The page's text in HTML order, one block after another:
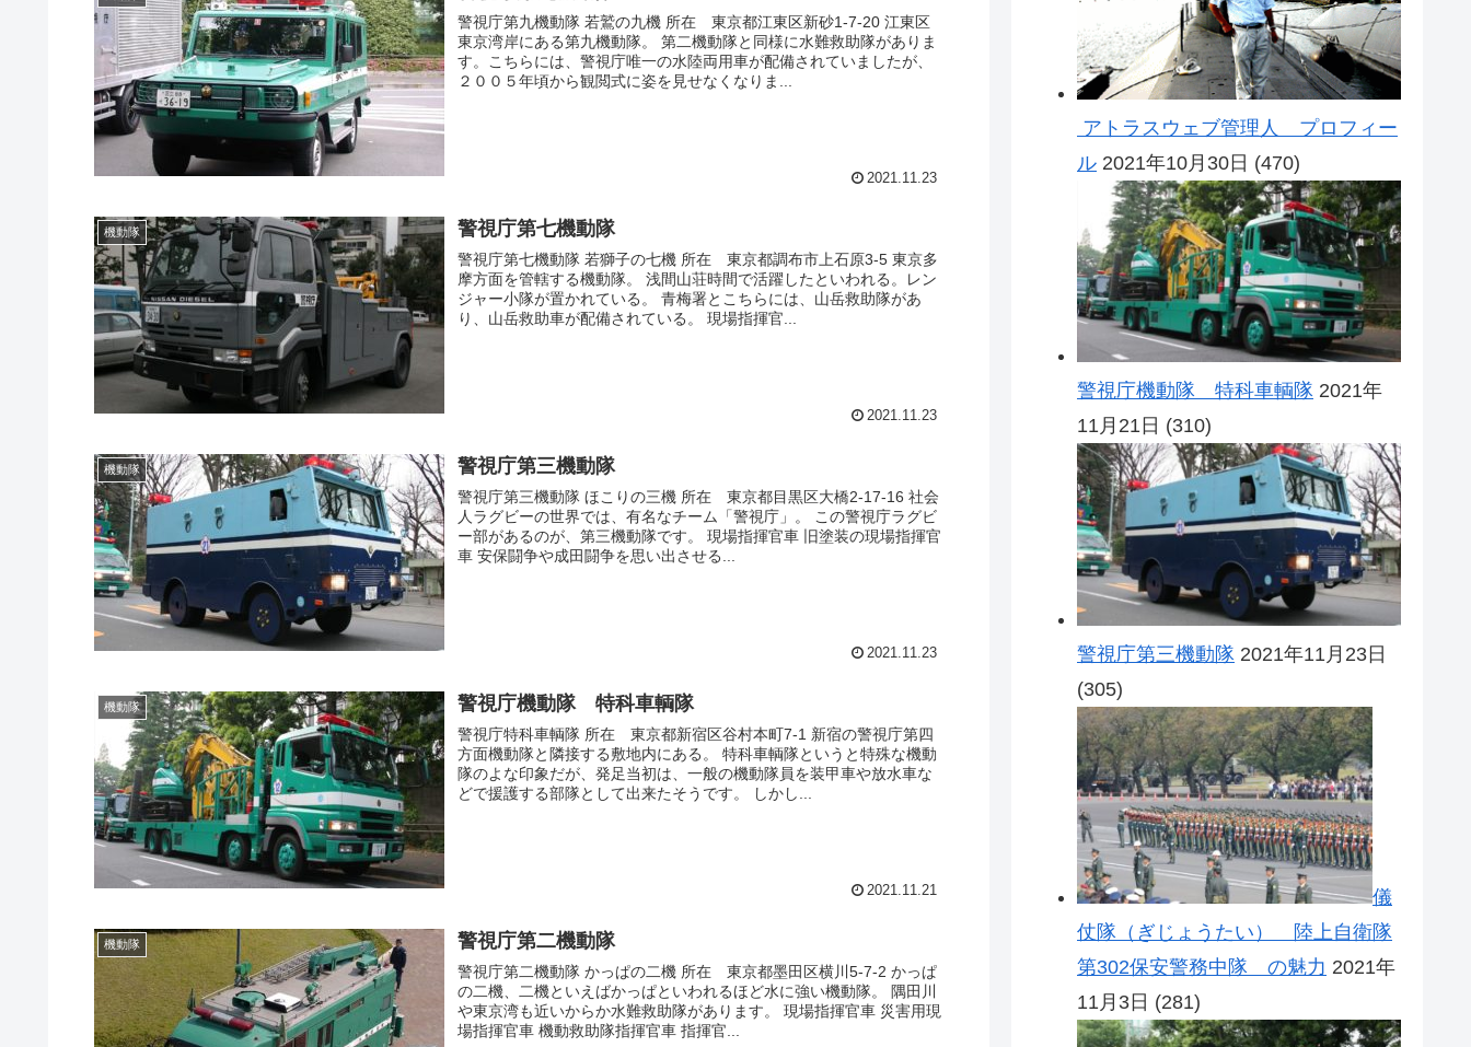
警視庁第九機動隊 若鷲の九機 所在 東京都江東区新砂1-7-20 江東区
東京湾岸にある第九機動隊。 第二機動隊と同様に水難救助隊がありま
す。こちらには、警視庁唯一の水陸両用車が配備されていましたが、
２００５年頃から観閲式に姿を見せなくなりま...
2021.11.23
機動隊 警視庁第七機動隊
警視庁第七機動隊 若獅子の七機 所在 東京都調布市上石原3-5 東京多
摩方面を管轄する機動隊。 浅間山荘時間で活躍したといわれる。レン
ジャー小隊が置かれている。 青梅署とこちらには、山岳救助隊があ
り、山岳救助車が配備されている。 現場指揮官...
2021.11.23
機動隊 警視庁第三機動隊
警視庁第三機動隊 ほこりの三機 所在 東京都目黒区大橋2-17-16 社会
人ラグビーの世界では、有名なチーム「警視庁」。 この警視庁ラグビ
ー部があるのが、第三機動隊です。 現場指揮官車 旧塗装の現場指揮官
車 安保闘争や成田闘争を思い出させる...
2021.11.23
機動隊 警視庁機動隊 特科車輌隊
警視庁特科車輌隊 所在 東京都新宿区谷村本町7-1 新宿の警視庁第四
方面機動隊と隣接する敷地内にある。 特科車輌隊というと特殊な機動
隊のよな印象だが、発足当初は、一般の機動隊員を装甲車や放水車な
どで援護する部隊として出来たそうです。 しかし...
2021.11.21
機動隊 警視庁第二機動隊
警視庁第二機動隊 かっぱの二機 所在 東京都墨田区横川5-7-2 かっぱ
の二機、二機といえばかっぱといわれるほど水に強い機動隊。 隅田川
や東京湾も近いからか水難救助隊があります。 現場指揮官車 災害用現
場指揮官車 機動救助隊指揮官車 指揮官...
アトラスウェブ管理人 プロフィー
ル 2021年10月30日 (470)
警視庁機動隊 特科車輌隊 2021年
11月21日 (310)
警視庁第三機動隊 2021年11月23日
(305)
儀
仗隊（ぎじょうたい） 陸上自衛隊
第302保安警務中隊 の魅力 2021年
11月3日 (281)